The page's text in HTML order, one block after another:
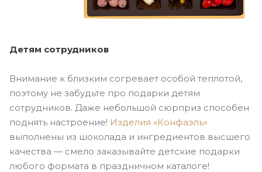
Детям сотрудников
Внимание к близким согревает особой теплотой,
поэтому не забудьте про подарки детям
сотрудников. Даже небольшой сюрприз способен
поднять настроение! Изделия «Конфаэль»
выполнены из шоколада и ингредиентов высшего
качества — смело заказывайте детские подарки
любого формата в праздничном каталоге!